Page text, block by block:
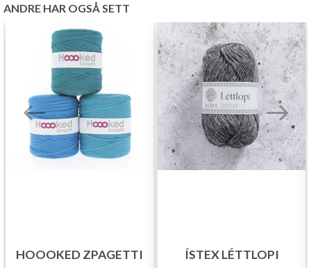
ANDRE HAR OGSÅ SETT
HOOOKED ZPAGETTI ÍSTEX LÉTTLOPI